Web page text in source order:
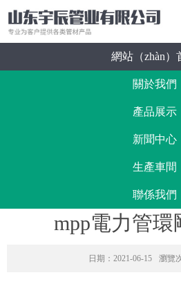
網站（zhàn）
關於我們
產品展示
新聞中心
生產車間
聯係我們
mpp電力管環
日期：2021-06-15 瀏覽